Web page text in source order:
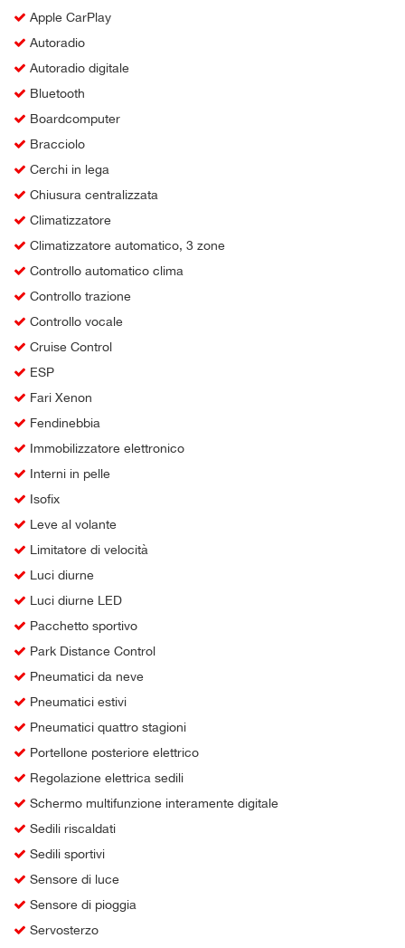
Apple CarPlay
Autoradio
Autoradio digitale
Bluetooth
Boardcomputer
Bracciolo
Cerchi in lega
Chiusura centralizzata
Climatizzatore
Climatizzatore automatico, 3 zone
Controllo automatico clima
Controllo trazione
Controllo vocale
Cruise Control
ESP
Fari Xenon
Fendinebbia
Immobilizzatore elettronico
Interni in pelle
Isofix
Leve al volante
Limitatore di velocità
Luci diurne
Luci diurne LED
Pacchetto sportivo
Park Distance Control
Pneumatici da neve
Pneumatici estivi
Pneumatici quattro stagioni
Portellone posteriore elettrico
Regolazione elettrica sedili
Schermo multifunzione interamente digitale
Sedili riscaldati
Sedili sportivi
Sensore di luce
Sensore di pioggia
Servosterzo